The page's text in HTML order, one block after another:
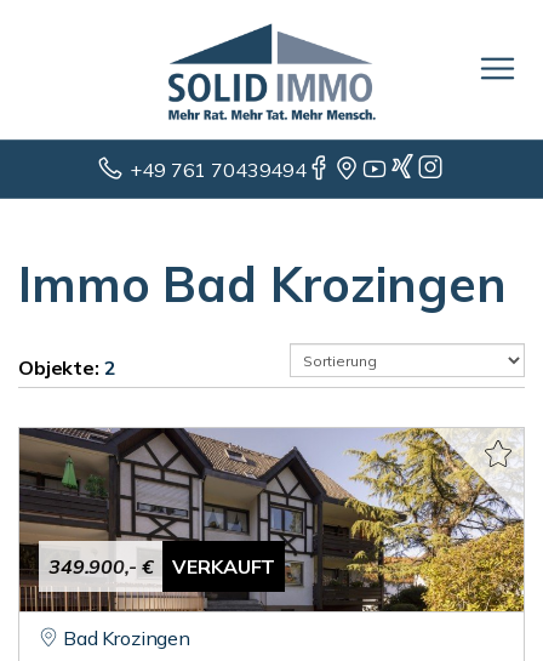
+49 761 70439494
Immo Bad Krozingen
Objekte: 2
349.900,- € VERKAUFT
Bad Krozingen